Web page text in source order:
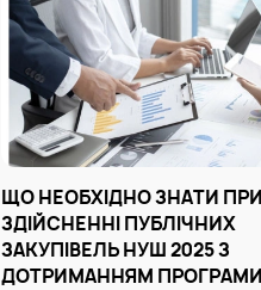
ЩО НЕОБХІДНО ЗНАТИ ПРИ
ЗДІЙСНЕННІ ПУБЛІЧНИХ
ЗАКУПІВЕЛЬ НУШ 2025 З
ДОТРИМАННЯМ ПРОГРАМИ